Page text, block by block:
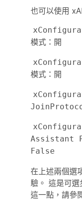
也可以使用
模式：開
模式：開
Assistant
False
在上述兩個選
驗。 這是可
這一點，請參